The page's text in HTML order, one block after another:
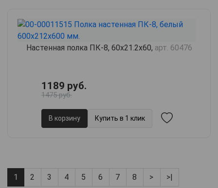
Настенная полка ПК-8, 60х21.2х60, арт. 60476
1189 руб.
1475 руб.
В корзину Купить в 1 клик
1 2 3 4 5 6 7 8 > >|